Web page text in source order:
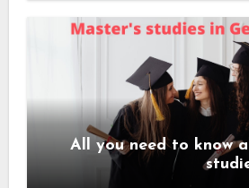
All you need to know